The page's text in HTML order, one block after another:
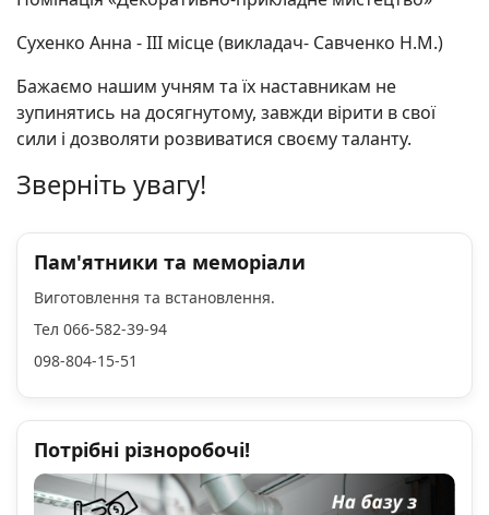
Сухенко Анна - ІІІ місце (викладач- Савченко Н.М.)
Бажаємо нашим учням та їх наставникам не
зупинятись на досягнутому, завжди вірити в свої
сили і дозволяти розвиватися своєму таланту.
Зверніть увагу!
Пам'ятники та меморіали
Виготовлення та встановлення.
Тел 066-582-39-94
098-804-15-51
Потрібні різноробочі!